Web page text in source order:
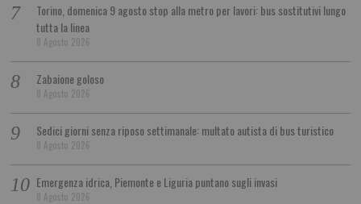
Torino, domenica 9 agosto stop alla metro per lavori: bus sostitutivi lungo
tutta la linea
8 Agosto 2026
Zabaione goloso
8 Agosto 2026
Sedici giorni senza riposo settimanale: multato autista di bus turistico
8 Agosto 2026
Emergenza idrica, Piemonte e Liguria puntano sugli invasi
8 Agosto 2026